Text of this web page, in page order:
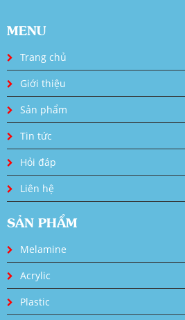
MENU
Trang chủ
Giới thiệu
Sản phẩm
Tin tức
Hỏi đáp
Liên hệ
SẢN PHẨM
Melamine
Acrylic
Plastic